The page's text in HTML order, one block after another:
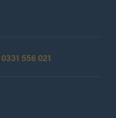
0331 556 021